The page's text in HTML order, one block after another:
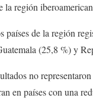
la región
países de la región
(25,8 %) y
no
en países con una